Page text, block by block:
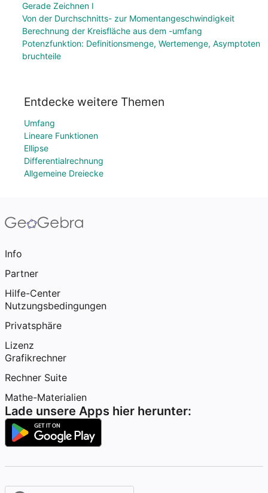
Gerade Zeichnen I
Von der Durchschnitts- zur Momentangeschwindigkeit
Berechnung der Kreisfläche aus dem -umfang
Potenzfunktion: Definitionsmenge, Wertemenge, Asymptoten
bruchteile
Entdecke weitere Themen
Umfang
Lineare Funktionen
Ellipse
Differentialrechnung
Allgemeine Dreiecke
Info
Partner
Hilfe-Center
Nutzungsbedingungen
Privatsphäre
Lizenz
Grafikrechner
Rechner Suite
Mathe-Materialien
Lade unsere Apps hier herunter: